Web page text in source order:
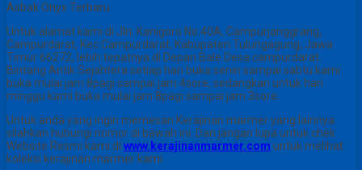
Asbak Onyx Terbaru
Untuk alamat kami di Jln. Kanigoro No.40A, Campurjanggrang,
Campurdarat, Kec.Campurdarat, Kabupaten Tulungagung, Jawa
Timur 66272, lebih tepatnya di Depan Bale Desa campurdarat.
Bintang Antik Sejahtera setiap hari buka senin sampai sabtu kami
buka mulai jam 8pagi sampai jam 4sore, sedangkan untuk hari
minggu kami buka mulai jam 8pagi sampai jam 3sore.
Untuk anda yang ingin memesan Kerajinan marmer yang lainnya
silahkan hubungi nomor di bawah ini. Dan jangan lupa untuk chek
Website Resmi kami di www.kerajinanmarmer.com untuk melihat
koleksi kerajinan marmer kami .